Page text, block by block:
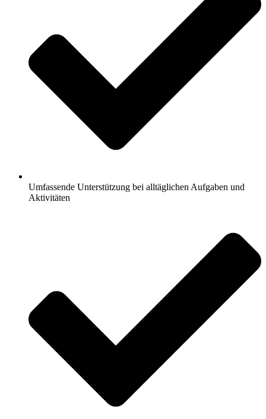
Umfassende Unterstützung bei alltäglichen Aufgaben und
Aktivitäten